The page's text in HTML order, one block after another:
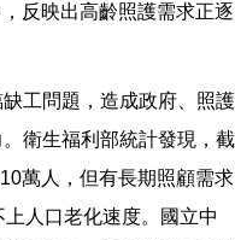
反映出高齡照護需求正逐
工問題，造成政府、照護
衛生福利部統計發現，截
萬人，但有長期照顧需求
人口老化速度。國立中